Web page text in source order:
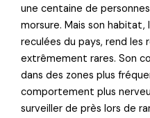
une centaine de
morsure. Mais son habitat,
reculées du pays, rend les
extrêmement rares. Son
dans des zones plus
comportement plus
surveiller de près lors de